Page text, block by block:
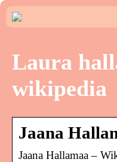
Laura
wikipedia
Jaana
Jaana Hallamaa –